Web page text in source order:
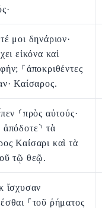
μοι δηνάριον·
εἰκόνα καὶ
⸀ἀποκριθέντες
Καίσαρος.
⸂πρὸς αὐτούς·
ἀπόδοτε⸃ τὰ
Καίσαρι καὶ τὰ
τῷ θεῷ.
ἴσχυσαν
⸀τοῦ ῥήματος